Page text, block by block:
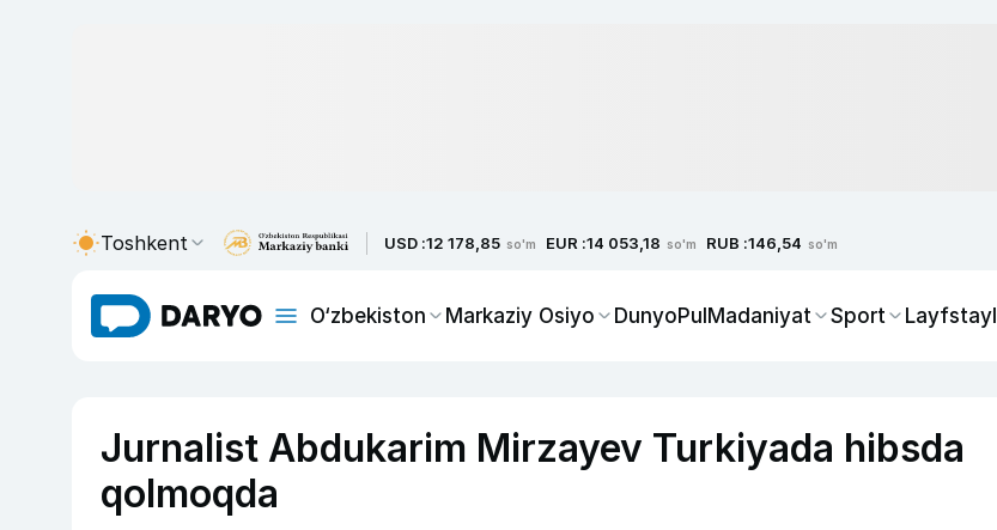
Toshkent USD :12 178,85 so'm EUR :14 053,18 so'm RUB :146,54 so'm
O‘zbekiston Markaziy Osiyo DunyoPulMadaniyat Sport Layfstayl
Jurnalist Abdukarim Mirzayev Turkiyada hibsda
qolmoqda